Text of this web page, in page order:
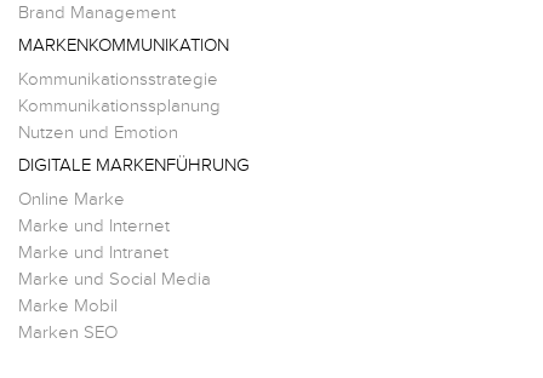
Brand Management
MARKENKOMMUNIKATION
Kommunikationsstrategie
Kommunikationssplanung
Nutzen und Emotion
DIGITALE MARKENFÜHRUNG
Online Marke
Marke und Internet
Marke und Intranet
Marke und Social Media
Marke Mobil
Marken SEO